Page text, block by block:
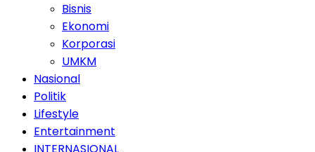
Bisnis
Ekonomi
Korporasi
UMKM
Nasional
Politik
Lifestyle
Entertainment